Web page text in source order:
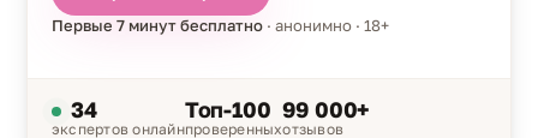
Первые 7 минут бесплатно · анонимно · 18+
34
экспертов онлайн
Топ-100
проверенных
99 000+
отзывов